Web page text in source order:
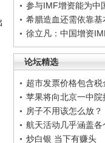
参与IMF增资能为中
希腊造血还需依靠基
徐立凡：中国增资
论坛精选
超市发票价格包含税
苹果将向北京一中院
房子不用该怎么放？
航天活动几乎涵盖各
炒白银 当下有赚头